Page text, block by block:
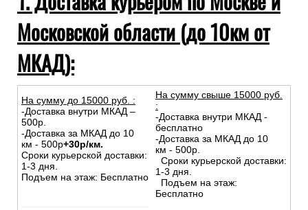
Московской области (до 10км от
МКАД):
На сумму до 15000 руб. :
-Доставка внутри МКАД –
500р.
-Доставка за МКАД до 10
км - 500р+30р/км.
Сроки курьерской доставки:
1-3 дня.
Подъем на этаж: Бесплатно
На сумму свыше 15000 руб.
:
-Доставка внутри МКАД -
бесплатно
-Доставка за МКАД до 10
км - 500р.
Сроки курьерской доставки:
1-3 дня.
Подъем на этаж:
Бесплатно